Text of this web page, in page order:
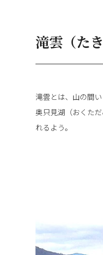
滝雲（た
滝雲とは、山の間
奥只見湖（おくた
れるよう。